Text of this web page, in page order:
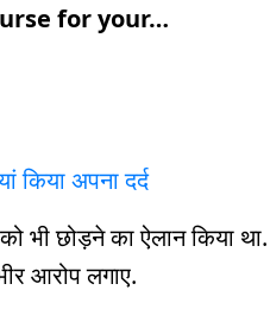
for your…
किया अपना दर्द
भी छोड़ने का ऐलान किया था.
आरोप लगाए.